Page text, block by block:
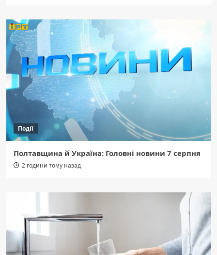
Події
Полтавщина й Україна: Головні новини 7 серпня
2 години тому назад